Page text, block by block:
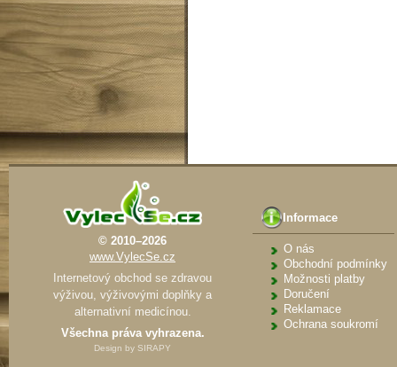
© 2010–2026
www.VylecSe.cz
Internetový obchod se zdravou
výživou, výživovými doplňky a
alternativní medicínou.
Všechna práva vyhrazena.
Design by SIRAPY
Informace
O nás
Obchodní podmínky
Možnosti platby
Doručení
Reklamace
Ochrana soukromí